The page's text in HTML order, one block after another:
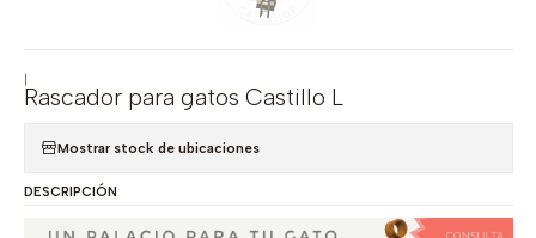
|
Rascador para gatos Castillo L
Mostrar stock de ubicaciones
DESCRIPCIÓN